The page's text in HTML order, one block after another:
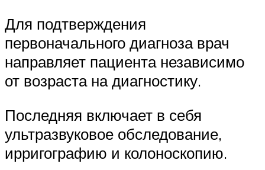
Для подтверждения
первоначального диагноза врач
направляет пациента независимо
от возраста на диагностику.
Последняя включает в себя
ультразвуковое обследование,
ирригографию и колоноскопию.